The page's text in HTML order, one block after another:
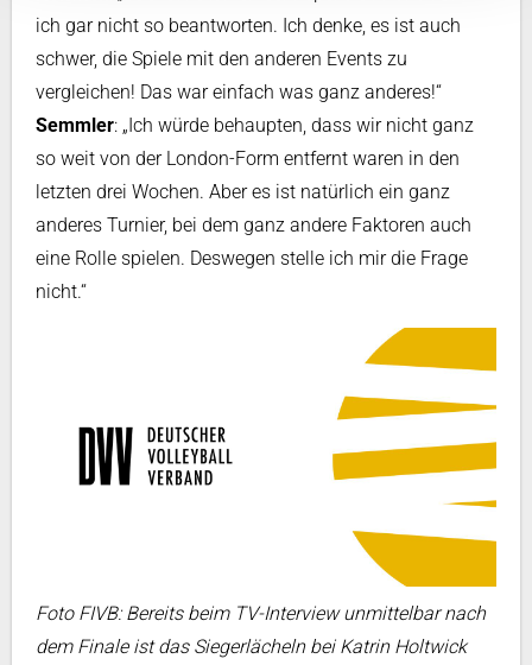
ich gar nicht so beantworten. Ich denke, es ist auch
schwer, die Spiele mit den anderen Events zu
vergleichen! Das war einfach was ganz anderes!“
Semmler: „Ich würde behaupten, dass wir nicht ganz
so weit von der London-Form entfernt waren in den
letzten drei Wochen. Aber es ist natürlich ein ganz
anderes Turnier, bei dem ganz andere Faktoren auch
eine Rolle spielen. Deswegen stelle ich mir die Frage
nicht.“
Foto FIVB: Bereits beim TV-Interview unmittelbar nach
dem Finale ist das Siegerlächeln bei Katrin Holtwick